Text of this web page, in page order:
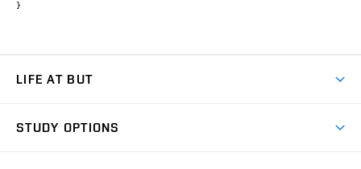
}
LIFE AT BUT
STUDY OPTIONS